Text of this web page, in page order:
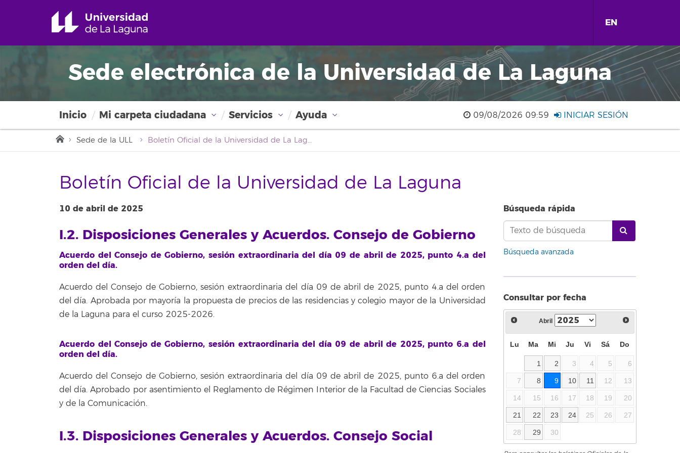
EN
Sede electrónica de la Universidad de La Laguna
Inicio Mi carpeta ciudadana Servicios Ayuda 09/08/2026 09:59 INICIAR SESIÓN
Sede de la ULL Boletín Oficial de la Universidad de La Laguna
Boletín Oficial de la Universidad de La Laguna
10 de abril de 2025
I.2. Disposiciones Generales y Acuerdos. Consejo de Gobierno
Acuerdo del Consejo de Gobierno, sesión extraordinaria del día 09 de abril de 2025, punto 4.a del
orden del día.
Acuerdo del Consejo de Gobierno, sesión extraordinaria del día 09 de abril de 2025, punto 4.a del orden
del día. Aprobada por mayoría la propuesta de precios de las residencias y colegio mayor de la Universidad
de la Laguna para el curso 2025-2026.
Acuerdo del Consejo de Gobierno, sesión extraordinaria del día 09 de abril de 2025, punto 6.a del
orden del día.
Acuerdo del Consejo de Gobierno, sesión extraordinaria del día 09 de abril de 2025, punto 6.a del orden
del día. Aprobado por asentimiento el Reglamento de Régimen Interior de la Facultad de Ciencias Sociales
y de la Comunicación.
I.3. Disposiciones Generales y Acuerdos. Consejo Social
Búsqueda rápida
Búsqueda avanzada
Consultar por fecha
Abril
Lu Ma Mi Ju Vi Sá Do
1 2 3 4 5 6
7 8 9 10 11 12 13
14 15 16 17 18 19 20
21 22 23 24 25 26 27
28 29 30